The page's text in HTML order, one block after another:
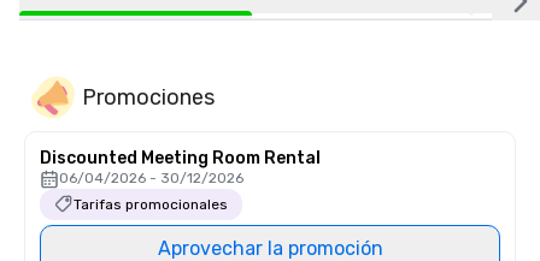
Promociones
Discounted Meeting Room Rental
06/04/2026 - 30/12/2026
Tarifas promocionales
Aprovechar la promoción